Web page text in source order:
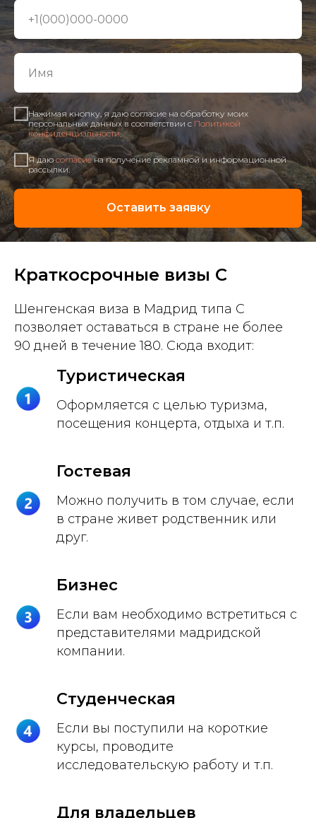
Нажимая кнопку, я даю согласие на обработку моих
персональных данных в соответствии с Политикой
конфиденциальности.
Я даюсогласиена получение рекламной и информационной
рассылки.
Оставить заявку
Краткосрочные визы C
Шенгенская виза в Мадрид типа C
позволяет оставаться в стране не более
90 дней в течение 180. Сюда входит:
Туристическая
Оформляется с целью туризма,
посещения концерта, отдыха и т.п.
Гостевая
Можно получить в том случае, если
в стране живет родственник или
друг.
Бизнес
Если вам необходимо встретиться с
представителями мадридской
компании.
Студенческая
Если вы поступили на короткие
курсы, проводите
исследовательскую работу и т.п.
Для владельцев